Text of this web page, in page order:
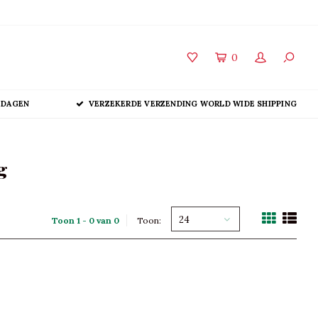
0
VERZEKERDE VERZENDING WORLD WIDE SHIPPING
Toon 1 - 0 van 0 Toon: 24